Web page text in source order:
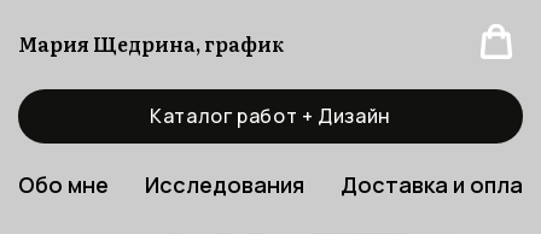
Мария Щедрина, график
Каталог работ + Дизайн
Обо мне Исследования Доставка и